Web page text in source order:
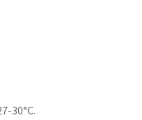
30°С.